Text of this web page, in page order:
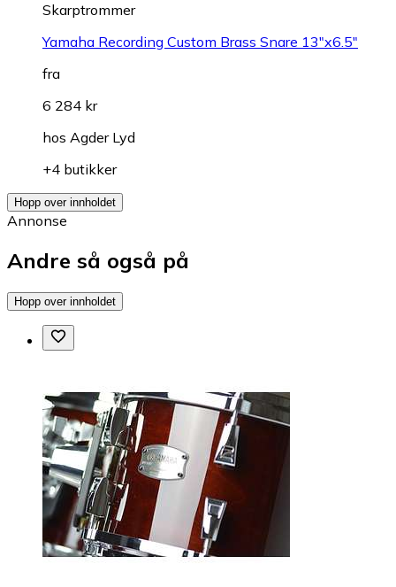
Skarptrommer
Yamaha Recording Custom Brass Snare 13"x6.5"
fra
6 284 kr
hos Agder Lyd
+4 butikker
Hopp over innholdet
Annonse
Andre så også på
Hopp over innholdet